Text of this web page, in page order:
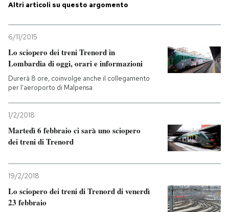
Altri articoli su questo argomento
6/11/2015
Lo sciopero dei treni Trenord in
Lombardia di oggi, orari e informazioni
Durerà 8 ore, coinvolge anche il collegamento
per l'aeroporto di Malpensa
1/2/2018
Martedì 6 febbraio ci sarà uno sciopero
dei treni di Trenord
19/2/2018
Lo sciopero dei treni di Trenord di venerdì
23 febbraio